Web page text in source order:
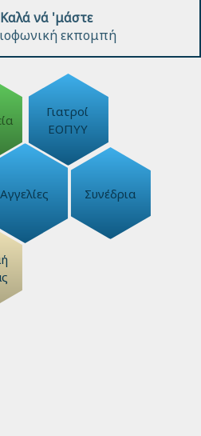
Καλά νά 'μάστε
εκπομπή
Γιατροί
ΕΟΠΥΥ
Αγγελίες Συνέδρια